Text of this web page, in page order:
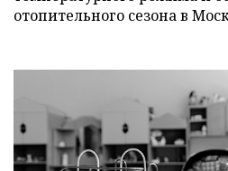
отопительного сезона в